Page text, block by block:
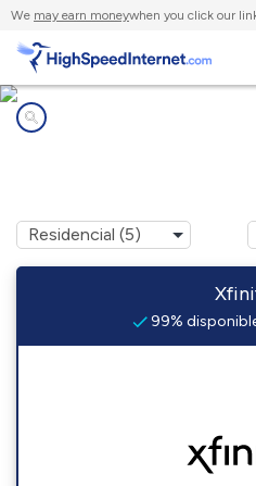
We may earn moneywhen you click our
99%